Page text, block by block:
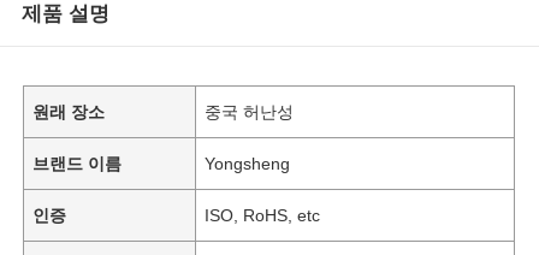
제품 설명
원래 장소 중국 허난성
브랜드 이름 Yongsheng
인증 ISO, RoHS, etc